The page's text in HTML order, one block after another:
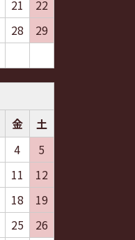
21
22
28
29
金
土
4
5
11
12
18
19
25
26